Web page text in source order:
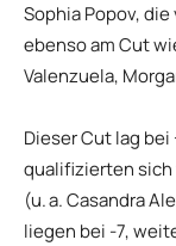
Sophia Popov,
ebenso am Cut
Valenzuela,
Dieser Cut lag
qualifizierten sich
(u. a. Casandra
liegen bei -7,